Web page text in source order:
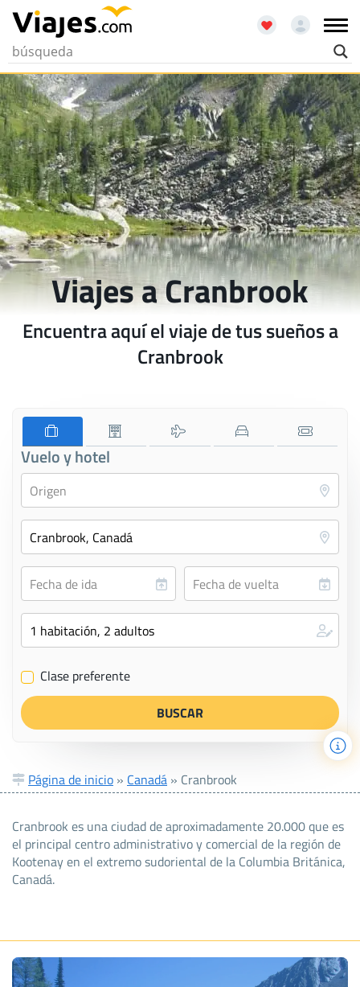
Viajes a Cranbrook
Encuentra aquí el viaje de tus sueños a
Cranbrook
Vuelo y hotel
✔ Clase preferente
Página de inicio » Canadá » Cranbrook
Cranbrook es una ciudad de aproximadamente 20.000 que es
el principal centro administrativo y comercial de la región de
Kootenay en el extremo sudoriental de la Columbia Británica,
Canadá.